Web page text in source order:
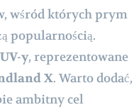
wśród których prym
popularnością.
y, reprezentowane
X. Warto dodać,
ambitny cel